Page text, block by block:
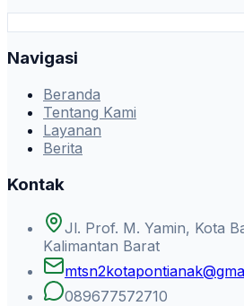
Navigasi
Beranda
Tentang Kami
Layanan
Berita
Kontak
Jl. Prof. M. Yamin, Kota
Kalimantan Barat
089677572710